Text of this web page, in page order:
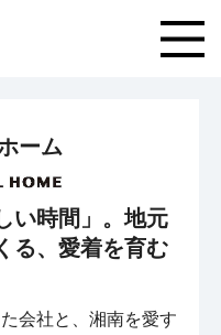
ーム
い時間」。地元
る、愛着を育む
会社と、湘南を愛す